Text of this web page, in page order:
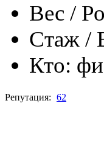
Вес /
Стаж /
Кто:
Репутация: 62